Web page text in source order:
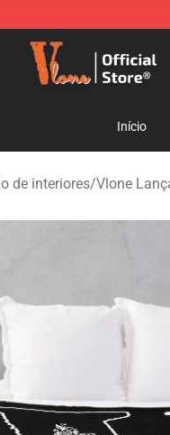
Merchandise Store
Início
de interiores/Vlone